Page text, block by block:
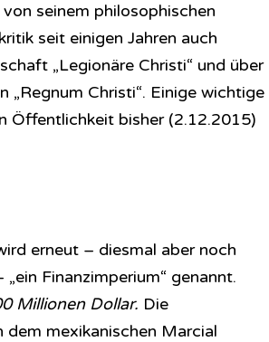
seinem philosophischen
seit einigen Jahren auch
„Legionäre Christi“ und über
Christi“. Einige wichtige
Öffentlichkeit bisher (2.12.2015)
erneut – diesmal aber noch
Finanzimperium“ genannt.
Millionen Dollar. Die
mexikanischen Marcial